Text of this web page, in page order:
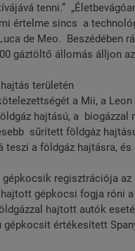
tenni.”
értelme sincs a
de Meo. Beszédében
gáztöltő állomás álljon
területén
a Mii, a
hajtású, a
sűrített földgáz
teszi a földgáz hajtásra,
regisztrációja az
gépkocsi fogja róni
hajtott autók
értékesített